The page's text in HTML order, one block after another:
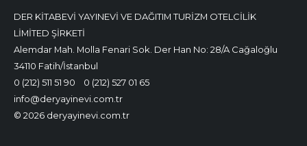
DER KİTABEVİ YAYINEVİ VE DAĞITIM TURİZM OTELCİLİK
LİMİTED ŞİRKETİ
Alemdar Mah. Molla Fenari Sok. Der Han No: 28/A Cağaloğlu
34110 Fatih/İstanbul
0 (212) 511 51 90
0 (212) 527 01 65
info@deryayinevi.com.tr
© 2026 deryayinevi.com.tr